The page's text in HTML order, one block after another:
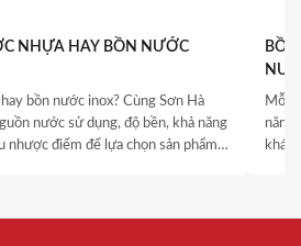
NHỰA HAY BỒN NƯỚC
bồn nước inox? Cùng Sơn Hà
nước sử dụng, độ bền, khả năng
nhược điểm để lựa chọn sản phẩm
Mỗi
năng